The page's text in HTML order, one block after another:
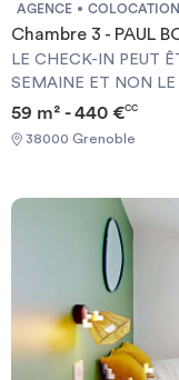
AGENCE COLOCATION
Chambre 3 - PAUL
LE CHECK-IN PEUT
SEMAINE ET NON LE WEEK-END
Garantie Visale
[ENG] CHECK-IN CAN ONLY BE DONE ON WEEKDAYS AND
59 m² - 440 €CC
38000 Grenoble